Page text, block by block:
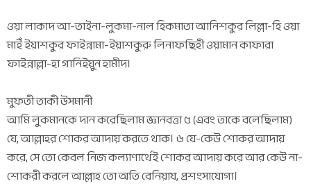
ওয়া লাকাদ আ-তাইনা-লুকমা-নাল হিকমাতা আনিশকুর লিল্লা-হি ওয়া
মাইঁ ইয়াশকুর ফাইন্নামা-ইয়াশকুরু লিনাফছিহী ওয়ামান কাফারা
ফাইন্নাল্লা-হা গানিইয়ুন হামীদ।
মুফতী তাকী উসমানী
আমি লুকমানকে দান করেছিলাম জ্ঞানবত্তা ৫ (এবং তাকে বলেছিলাম)
যে, আল্লাহর শোকর আদায় করতে থাক। ৬ যে-কেউ শোকর আদায়
করে, সে তো কেবল নিজ কল্যাণার্থেই শোকর আদায় করে আর কেউ না-
শোকরী করলে আল্লাহ তো অতি বেনিয়ায, প্রশংসাযোগ্য।